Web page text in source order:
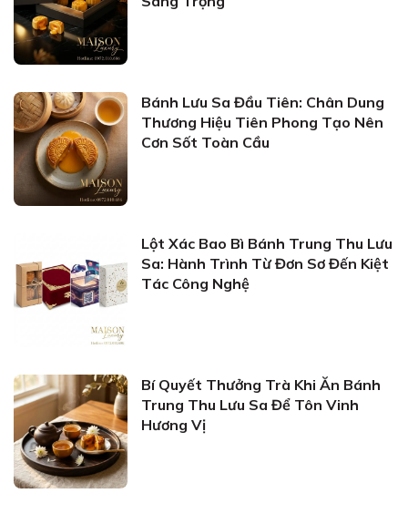
Bánh Lưu Sa Đầu Tiên: Chân Dung
Thương Hiệu Tiên Phong Tạo Nên
Cơn Sốt Toàn Cầu
Lột Xác Bao Bì Bánh Trung Thu Lưu
Sa: Hành Trình Từ Đơn Sơ Đến Kiệt
Tác Công Nghệ
Bí Quyết Thưởng Trà Khi Ăn Bánh
Trung Thu Lưu Sa Để Tôn Vinh
Hương Vị